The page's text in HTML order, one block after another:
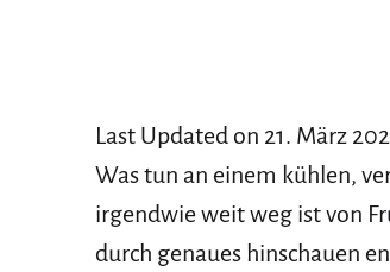
Last Updated on 21. März
Was tun an einem kühlen,
irgendwie weit weg ist von
durch genaues hinschauen